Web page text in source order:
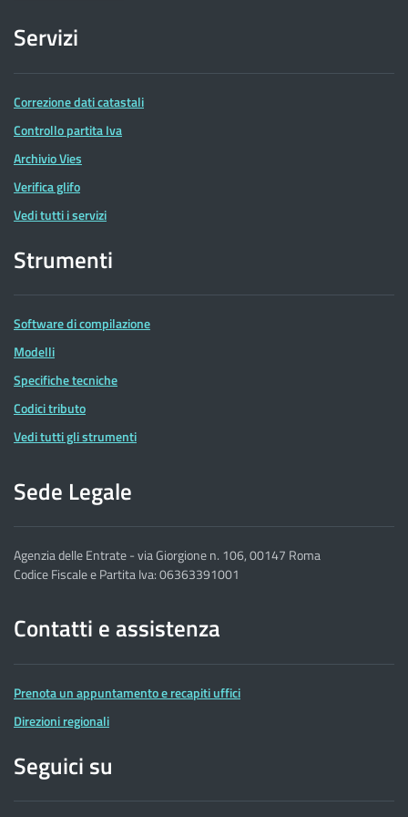
Servizi
Correzione dati catastali
Controllo partita Iva
Archivio Vies
Verifica glifo
Vedi tutti i servizi
Strumenti
Software di compilazione
Modelli
Specifiche tecniche
Codici tributo
Vedi tutti gli strumenti
Sede Legale
Agenzia delle Entrate - via Giorgione n. 106, 00147 Roma
Codice Fiscale e Partita Iva: 06363391001
Contatti e assistenza
Prenota un appuntamento e recapiti uffici
Direzioni regionali
Seguici su